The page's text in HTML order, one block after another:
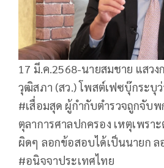
17 มี.ค.2568-นายสมชาย แสวง
วุฒิสภา (สว.) โพสต์เฟซบุ๊กระบุ
#เสื่อมสุด ผู้กำกับตำรวจถูกจับพ
ตุลาการศาลปกครอง เหตุเพรา
ผิดๆ ลอกข้อสอบได้เป็นนายก ล
#อนิจจาประเทศไทย